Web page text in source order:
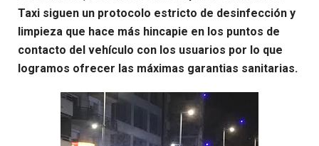
Taxi siguen un protocolo estricto de desinfección y
limpieza que hace más hincapie en los puntos de
contacto del vehículo con los usuarios por lo que
logramos ofrecer las máximas garantias sanitarias.